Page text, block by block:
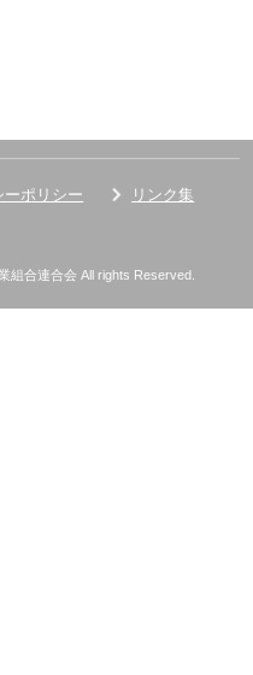
ーポリシー
リンク集
組合連合会 All rights Reserved.